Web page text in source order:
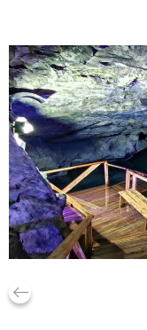
keyboard_backspace